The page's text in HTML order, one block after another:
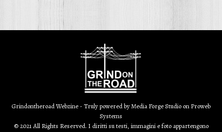
Grindontheroad Webzine - Truly powered byMedia Forge Studio on Proweb
Systems
© 2021 All Rights Reserved. I diritti su testi, immagini e foto appartengono